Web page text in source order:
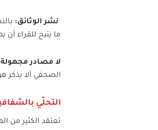
نشر الوثائق:
ما يتيح للقراء أن
لا مصادر
الصحفي ألا يذكر
التحلّي
تعتقد الكثير من